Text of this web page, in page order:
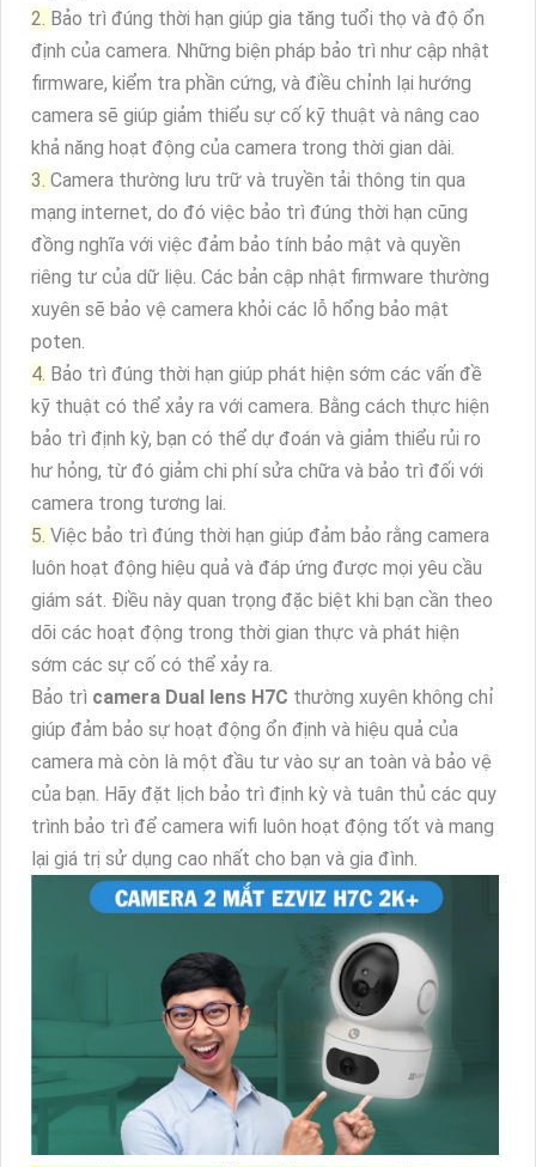
2. Bảo trì đúng thời hạn giúp gia tăng tuổi thọ và độ ổn
định của camera. Những biện pháp bảo trì như cập nhật
firmware, kiểm tra phần cứng, và điều chỉnh lại hướng
camera sẽ giúp giảm thiểu sự cố kỹ thuật và nâng cao
khả năng hoạt động của camera trong thời gian dài.
3. Camera thường lưu trữ và truyền tải thông tin qua
mạng internet, do đó việc bảo trì đúng thời hạn cũng
đồng nghĩa với việc đảm bảo tính bảo mật và quyền
riêng tư của dữ liệu. Các bản cập nhật firmware thường
xuyên sẽ bảo vệ camera khỏi các lỗ hổng bảo mật
poten.
4. Bảo trì đúng thời hạn giúp phát hiện sớm các vấn đề
kỹ thuật có thể xảy ra với camera. Bằng cách thực hiện
bảo trì định kỳ, bạn có thể dự đoán và giảm thiểu rủi ro
hư hỏng, từ đó giảm chi phí sửa chữa và bảo trì đối với
camera trong tương lai.
5. Việc bảo trì đúng thời hạn giúp đảm bảo rằng camera
luôn hoạt động hiệu quả và đáp ứng được mọi yêu cầu
giám sát. Điều này quan trọng đặc biệt khi bạn cần theo
dõi các hoạt động trong thời gian thực và phát hiện
sớm các sự cố có thể xảy ra.
Bảo trì camera Dual lens H7C thường xuyên không chỉ
giúp đảm bảo sự hoạt động ổn định và hiệu quả của
camera mà còn là một đầu tư vào sự an toàn và bảo vệ
của bạn. Hãy đặt lịch bảo trì định kỳ và tuân thủ các quy
trình bảo trì để camera wifi luôn hoạt động tốt và mang
lại giá trị sử dụng cao nhất cho bạn và gia đình.